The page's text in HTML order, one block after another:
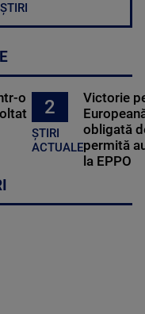
o
2
ȘTIRI
ACTUALE
Victorie
obligată
permită
la EPPO